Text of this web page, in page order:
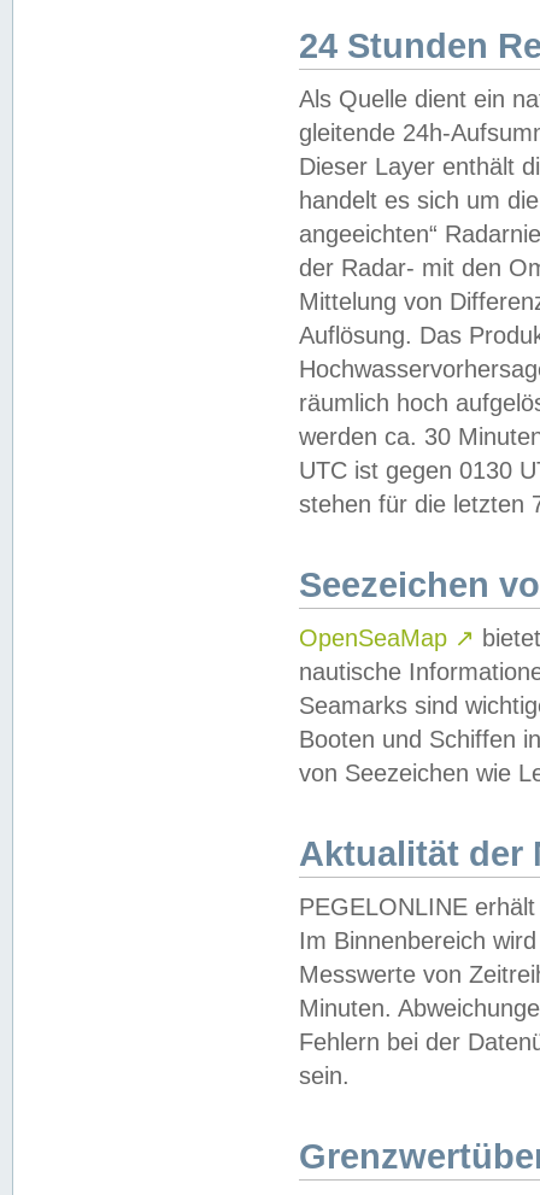
24 Stunden
Als Quelle dient ein
gleitende 24h-
Dieser Layer enthält
handelt es sich um
angeeichten“
der Radar- mit den
Mittelung von
Auflösung. Das
räumlich hoch
werden ca. 30
UTC ist gegen 0130
stehen für die letzten
Seezeichen
OpenSeaMap ↗
nautische
Seamarks sind
Booten und Schiffen
von Seezeichen wie
Aktualität der
PEGELONLINE
Im Binnenbereich
Messwerte von
Minuten.
Fehlern bei der
sein.